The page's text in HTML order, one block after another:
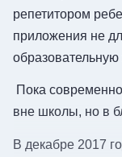
репетитором
приложения не
образовательную
Пока
вне школы, но в
В декабре 2017